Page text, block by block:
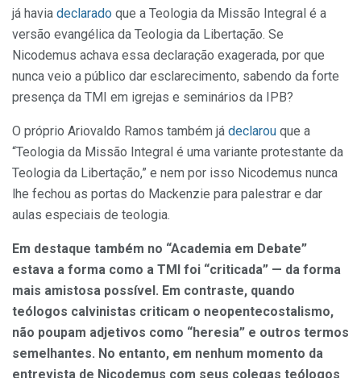
já havia declarado que a Teologia da Missão Integral é a
versão evangélica da Teologia da Libertação. Se
Nicodemus achava essa declaração exagerada, por que
nunca veio a público dar esclarecimento, sabendo da forte
presença da TMI em igrejas e seminários da IPB?
O próprio Ariovaldo Ramos também já declarou que a
“Teologia da Missão Integral é uma variante protestante da
Teologia da Libertação,” e nem por isso Nicodemus nunca
lhe fechou as portas do Mackenzie para palestrar e dar
aulas especiais de teologia.
Em destaque também no “Academia em Debate”
estava a forma como a TMI foi “criticada” — da forma
mais amistosa possível. Em contraste, quando
teólogos calvinistas criticam o neopentecostalismo,
não poupam adjetivos como “heresia” e outros termos
semelhantes. No entanto, em nenhum momento da
entrevista de Nicodemus com seus colegas teólogos